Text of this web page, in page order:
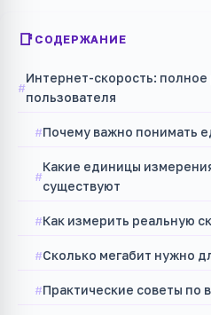
СОДЕРЖАНИЕ
Интернет-скорость: полное
пользователя
Почему важно понимать
Какие единицы
существуют
Как измерить реальную
Сколько мегабит нужно
Практические советы по